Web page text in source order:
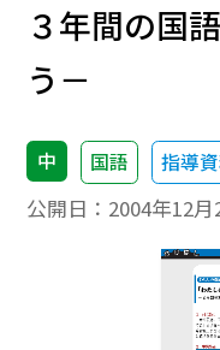
３年間の国
う－
中 国語 指導
公開日： 2004年12月